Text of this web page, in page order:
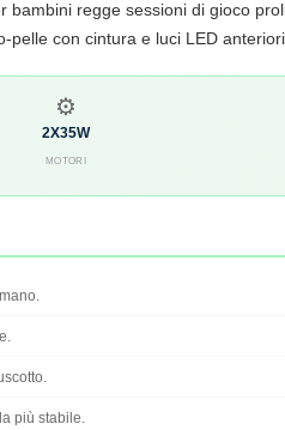
regge sessioni di gioco
con cintura e luci LED
⚙
2X35W
MOTORI
più stabile.